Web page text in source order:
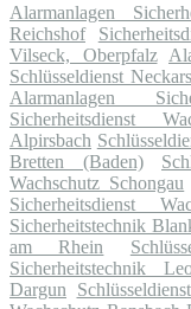
Alarmanlagen
Reichshof
Vilseck, Oberpfalz
Schlüsseldienst
Alarmanlagen
Sicherheitsdienst
Alpirsbach
Bretten (Baden)
Wachschutz Schongau
Sicherheitsdienst
Sicherheitstechnik
am Rhein
Sicherheitstechnik
Dargun